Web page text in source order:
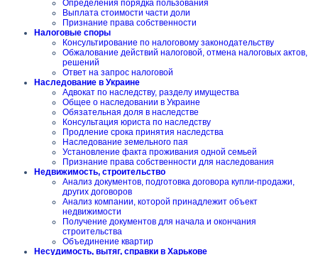
Определения порядка пользования
Выплата стоимости части доли
Признание права собственности
Налоговые споры
Консультирование по налоговому законодательству
Обжалование действий налоговой, отмена налоговых актов,
решений
Ответ на запрос налоговой
Наследование в Украине
Адвокат по наследству, разделу имущества
Общее о наследовании в Украине
Обязательная доля в наследстве
Консультация юриста по наследству
Продление срока принятия наследства
Наследование земельного пая
Установление факта проживания одной семьей
Признание права собственности для наследования
Недвижимость, строительство
Анализ документов, подготовка договора купли-продажи,
других договоров
Анализ компании, которой принадлежит объект
недвижимости
Получение документов для начала и окончания
строительства
Объединение квартир
Несудимость, вытяг, справки в Харькове